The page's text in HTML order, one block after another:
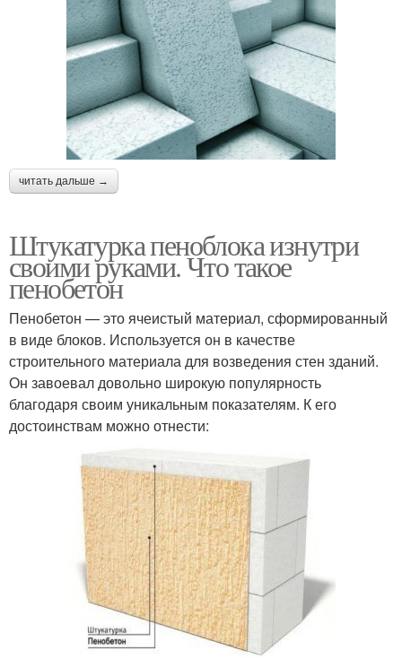
читать дальше →
Штукатурка пеноблока изнутри
своими руками. Что такое
пенобетон
Пенобетон — это ячеистый материал, сформированный
в виде блоков. Используется он в качестве
строительного материала для возведения стен зданий.
Он завоевал довольно широкую популярность
благодаря своим уникальным показателям. К его
достоинствам можно отнести: